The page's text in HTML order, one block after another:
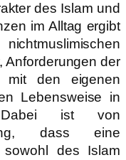
des Islam und
im Alltag ergibt
Anforderungen der
mit den eigenen
Lebensweise in
ist von
dass eine
sowohl des Islam